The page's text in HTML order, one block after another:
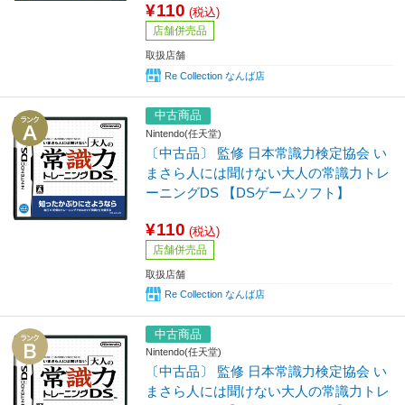
¥110 (税込)
店舗併売品
取扱店舗
Re Collection なんば店
中古商品
Nintendo(任天堂)
〔中古品〕 監修 日本常識力検定協会 い
まさら人には聞けない大人の常識力トレ
ーニングDS 【DSゲームソフト】
¥110 (税込)
店舗併売品
取扱店舗
Re Collection なんば店
中古商品
Nintendo(任天堂)
〔中古品〕 監修 日本常識力検定協会 い
まさら人には聞けない大人の常識力トレ